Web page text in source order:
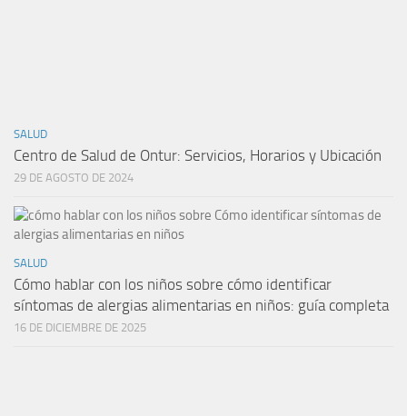
SALUD
Centro de Salud de Ontur: Servicios, Horarios y Ubicación
29 DE AGOSTO DE 2024
SALUD
Cómo hablar con los niños sobre cómo identificar
síntomas de alergias alimentarias en niños: guía completa
16 DE DICIEMBRE DE 2025